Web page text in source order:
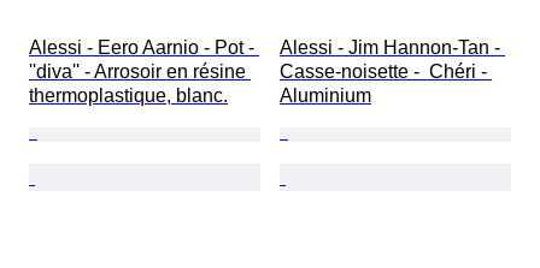
Alessi - Eero Aarnio - Pot -
''diva'' - Arrosoir en résine
thermoplastique, blanc.
Alessi - Jim Hannon-Tan -
Casse-noisette -  Chéri -
Aluminium